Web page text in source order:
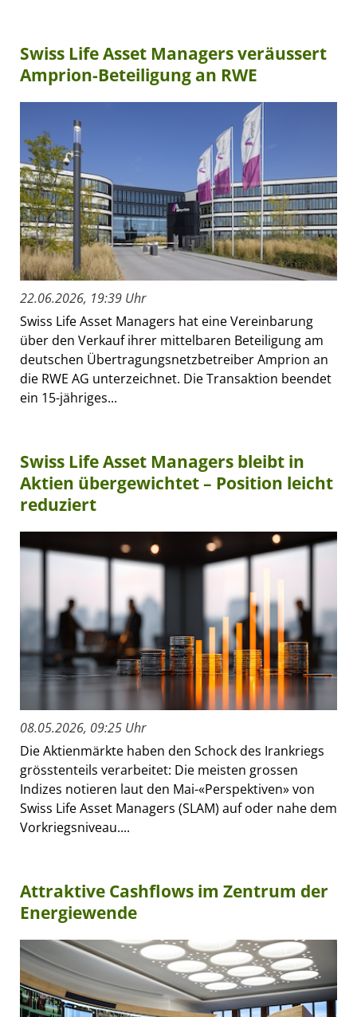
Swiss Life Asset Managers veräussert
Amprion-Beteiligung an RWE
22.06.2026, 19:39 Uhr
Swiss Life Asset Managers hat eine Vereinbarung
über den Verkauf ihrer mittelbaren Beteiligung am
deutschen Übertragungsnetzbetreiber Amprion an
die RWE AG unterzeichnet. Die Transaktion beendet
ein 15-jähriges...
Swiss Life Asset Managers bleibt in
Aktien übergewichtet – Position leicht
reduziert
08.05.2026, 09:25 Uhr
Die Aktienmärkte haben den Schock des Irankriegs
grösstenteils verarbeitet: Die meisten grossen
Indizes notieren laut den Mai-«Perspektiven» von
Swiss Life Asset Managers (SLAM) auf oder nahe dem
Vorkriegsniveau....
Attraktive Cashflows im Zentrum der
Energiewende